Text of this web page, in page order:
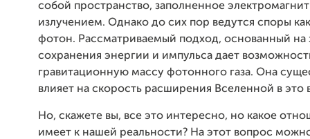
собой пространство, заполненное
излучением. Однако до сих пор ведутся споры
фотон. Рассматриваемый подход, основанный на
сохранения энергии и импульса дает
гравитационную массу фотонного газа. Она
влияет на скорость расширения Вселенной в это
Но, скажете вы, все это интересно, но какое
имеет к нашей реальности? На этот вопрос